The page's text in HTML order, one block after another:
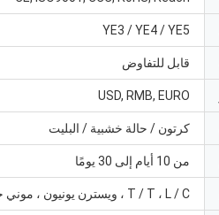
YE3 / YE4 / YE5
قابل للتفاوض
USD, RMB, EURO
كرتون / حالة خشبية / البليت
من 10 أيام إلى 30 يومًا
T / T ، L / C ، ويسترن يونيون ، موني جرام